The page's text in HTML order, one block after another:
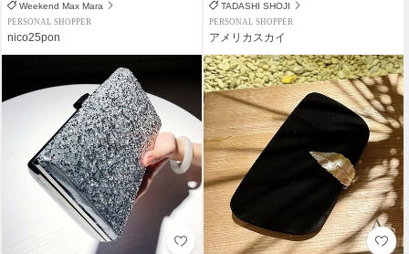
Weekend Max Mara
PERSONAL SHOPPER
nico25pon
TADASHI SHOJI
PERSONAL SHOPPER
アメリカスカイ